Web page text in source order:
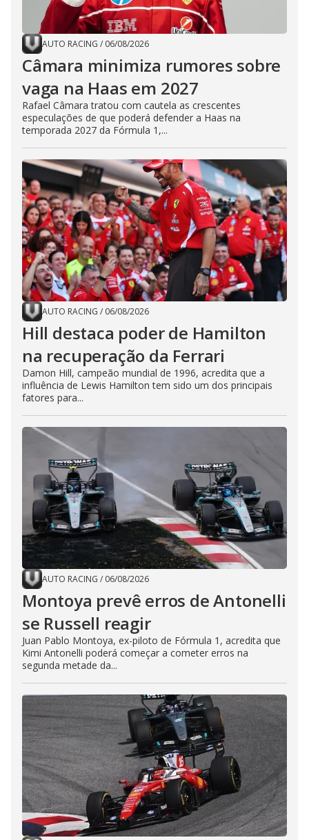
AUTO RACING / 06/08/2026
Câmara minimiza rumores sobre
vaga na Haas em 2027
Rafael Câmara tratou com cautela as crescentes
especulações de que poderá defender a Haas na
temporada 2027 da Fórmula 1,...
AUTO RACING / 06/08/2026
Hill destaca poder de Hamilton
na recuperação da Ferrari
Damon Hill, campeão mundial de 1996, acredita que a
influência de Lewis Hamilton tem sido um dos principais
fatores para...
AUTO RACING / 06/08/2026
Montoya prevê erros de Antonelli
se Russell reagir
Juan Pablo Montoya, ex-piloto de Fórmula 1, acredita que
Kimi Antonelli poderá começar a cometer erros na
segunda metade da...